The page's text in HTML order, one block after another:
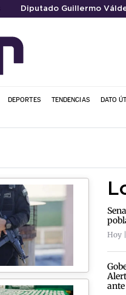
Diputado Guillermo
DEPORTES TENDENCIAS DATO
Hoy